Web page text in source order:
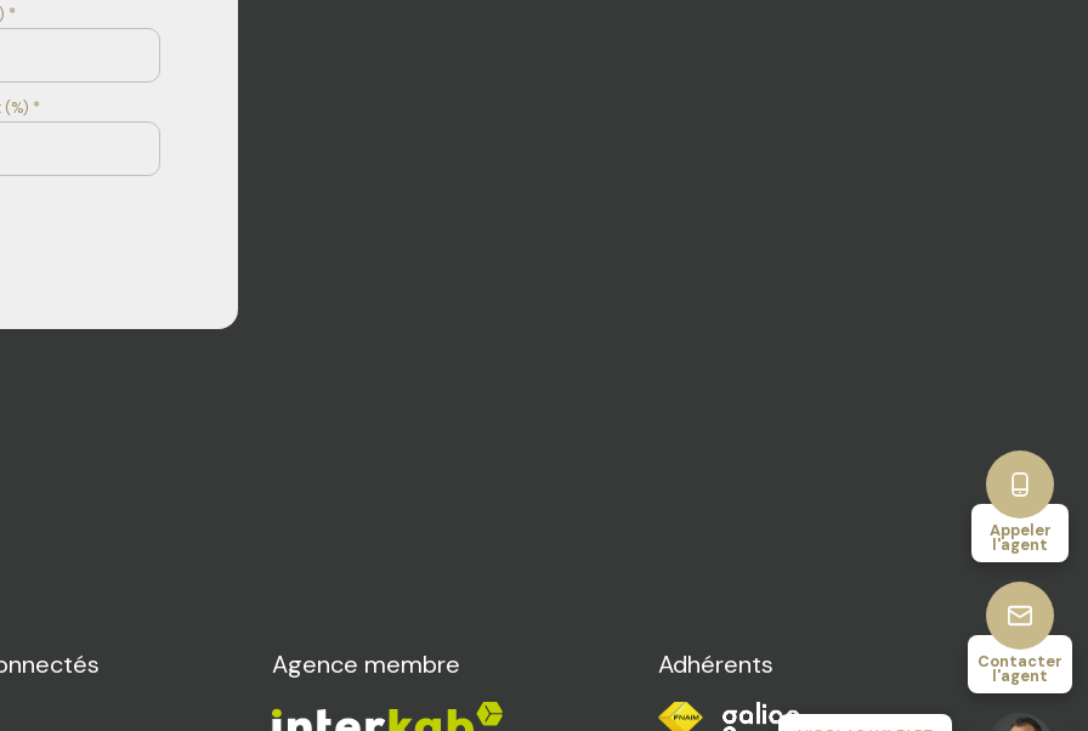
Appeler
l'agent
Contacter
l'agent
*
*
Agence membre Adhérents